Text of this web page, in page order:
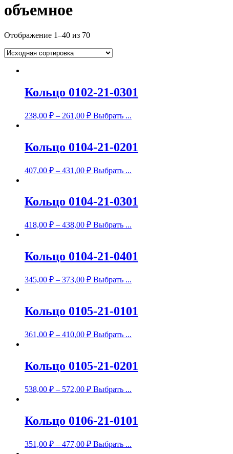
объемное
Отображение 1–40 из 70
Кольцо 0102-21-0301
238,00 ₽ – 261,00 ₽ Выбрать ...
Кольцо 0104-21-0201
407,00 ₽ – 431,00 ₽ Выбрать ...
Кольцо 0104-21-0301
418,00 ₽ – 438,00 ₽ Выбрать ...
Кольцо 0104-21-0401
345,00 ₽ – 373,00 ₽ Выбрать ...
Кольцо 0105-21-0101
361,00 ₽ – 410,00 ₽ Выбрать ...
Кольцо 0105-21-0201
538,00 ₽ – 572,00 ₽ Выбрать ...
Кольцо 0106-21-0101
351,00 ₽ – 477,00 ₽ Выбрать ...